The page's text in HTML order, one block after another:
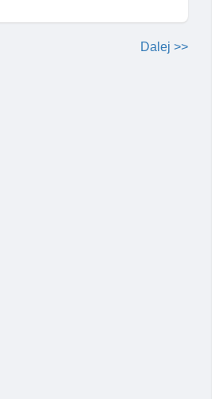
Dalej >>